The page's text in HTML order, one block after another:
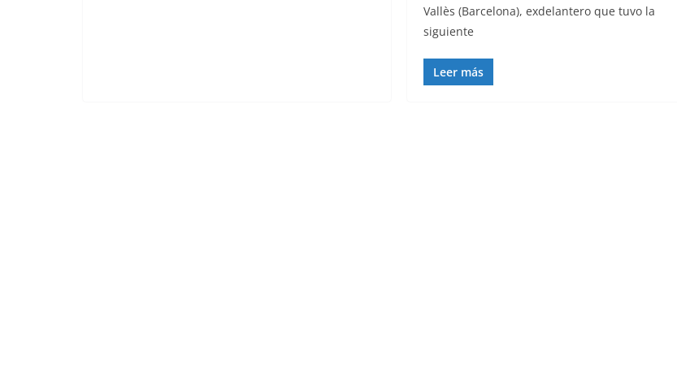
Vallès (Barcelona), exdelantero que tuvo la
siguiente
Leer más